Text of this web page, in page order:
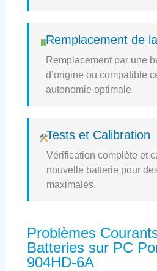
Remplacement de
Remplacement par une
d’origine ou compatible
autonomie optimale.
Tests et Calibration
Vérification complète et
nouvelle batterie pour
maximales.
Problèmes
Batteries sur PC
904HD-6A